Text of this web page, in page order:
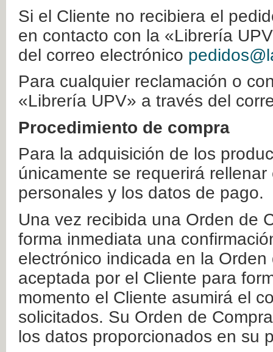
Si el Cliente no recibiera el
en contacto con la «Librería
del correo electrónico
Para cualquier reclamación o
«Librería UPV» a través del
Procedimiento de compra
Para la adquisición de los
únicamente se requerirá
personales y los datos de pago.
Una vez recibida una Orden de
forma inmediata una
electrónico indicada en la
aceptada por el Cliente para
momento el Cliente asumirá el
solicitados. Su Orden de
los datos proporcionados en su